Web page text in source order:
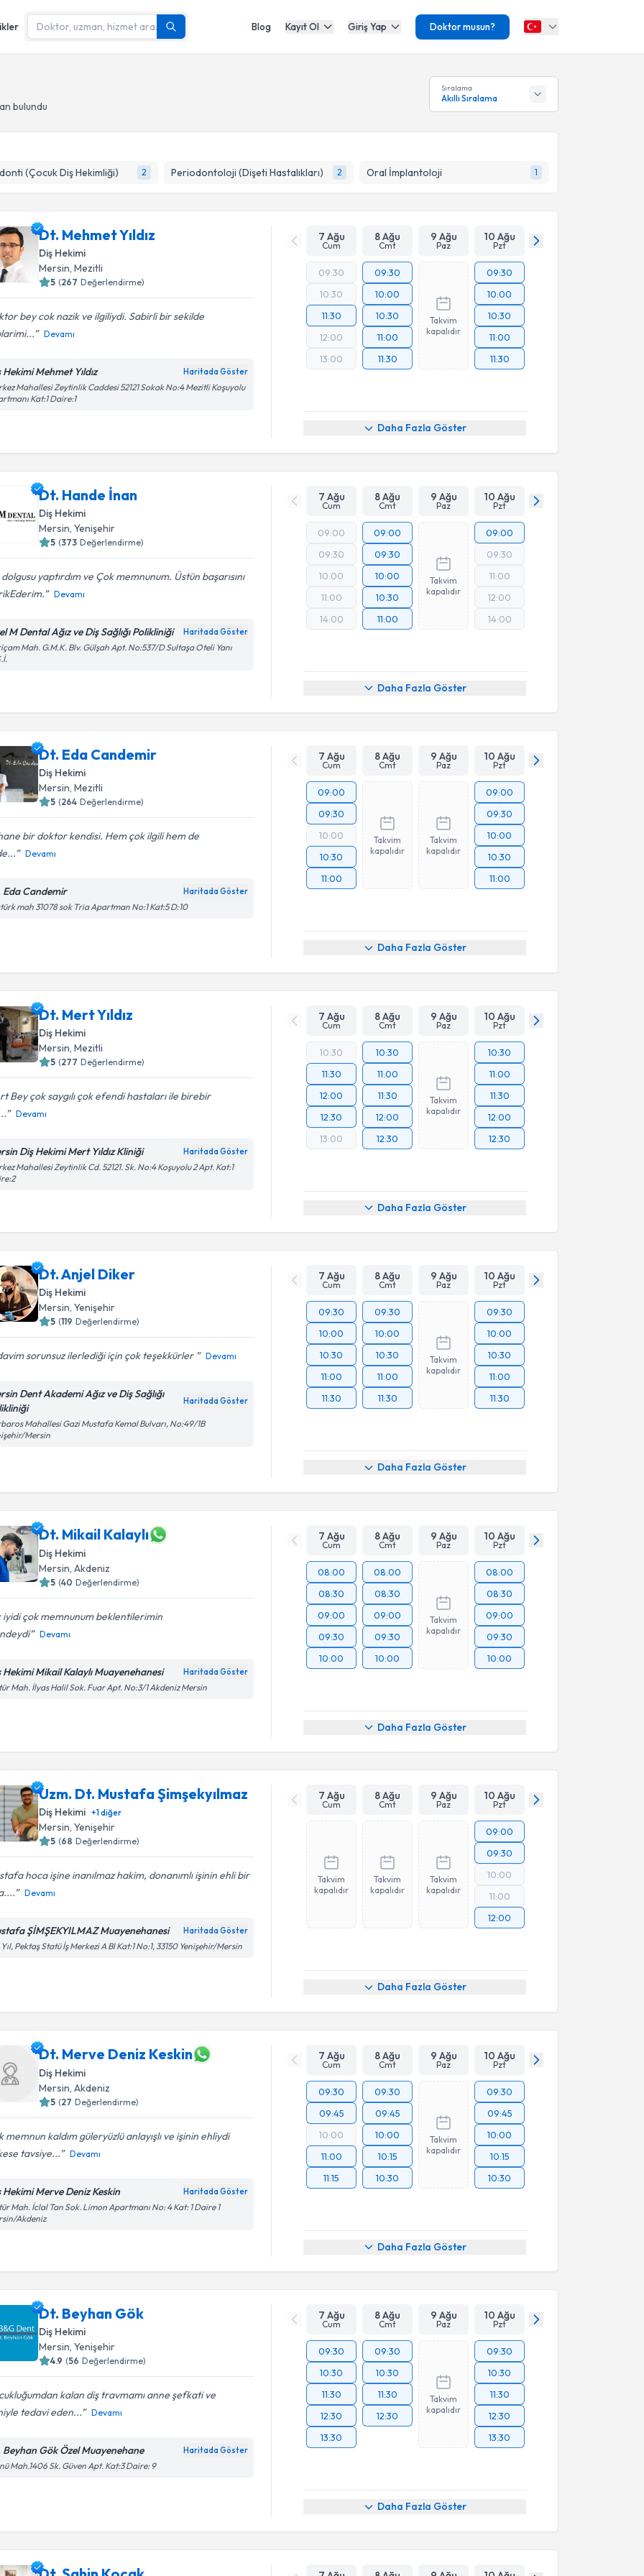
Blog Kayıt Ol Giriş Yap Doktor musun?
bulundu
Sıralama
Akıllı Sıralama
(Çocuk Diş Hekimliği) 2 Periodontoloji (Dişeti Hastalıkları) 2 Oral İmplantoloji 1
Dt. Mehmet Yıldız
Diş Hekimi
Mersin, Mezitli
5 (267 Değerlendirme)
bey cok nazik ve ilgiliydi. Sabirli bir sekilde
Devamı
Hekimi Mehmet Yıldız Haritada Göster
Mahallesi Zeytinlik Caddesi 52121 Sokak No:4 Mezitli Koşuyolu
Kat:1 Daire:1
7 Ağu
Cum
8 Ağu
Cmt
9 Ağu
Paz
10 Ağu
Pzt
09:30
10:30
11:30
12:00
13:00
09:30
10:00
10:30
11:00
11:30
Takvim
kapalıdır
09:30
10:00
10:30
11:00
11:30
Daha Fazla Göster
Dt. Hande İnan
Diş Hekimi
Mersin , Yenişehir
5 (373 Değerlendirme)
yaptırdım ve Çok memnunum. Üstün başarısını
Devamı
M Dental Ağız ve Diş Sağlığı Polikliniği Haritada Göster
Mah. G.M.K. Blv. Gülşah Apt. No:537/D Sultaşa Oteli Yanı
7 Ağu
Cum
8 Ağu
Cmt
9 Ağu
Paz
10 Ağu
Pzt
09:00
09:30
10:00
11:00
14:00
09:00
09:30
10:00
10:30
11:00
Takvim
kapalıdır
09:00
09:30
11:00
12:00
14:00
Daha Fazla Göster
Dt. Eda Candemir
Diş Hekimi
Mersin, Mezitli
5 (264 Değerlendirme)
bir doktor kendisi. Hem çok ilgili hem de
Devamı
Eda Candemir Haritada Göster
mah 31078 sok Tria Apartman No:1 Kat:5 D:10
7 Ağu
Cum
8 Ağu
Cmt
9 Ağu
Paz
10 Ağu
Pzt
09:00
09:30
10:00
10:30
11:00
Takvim
kapalıdır
Takvim
kapalıdır
09:00
09:30
10:00
10:30
11:00
Daha Fazla Göster
Dt. Mert Yıldız
Diş Hekimi
Mersin , Mezitli
5 (277 Değerlendirme)
Bey çok saygılı çok efendi hastaları ile birebir
Devamı
Diş Hekimi Mert Yıldız Kliniği Haritada Göster
Mahallesi Zeytinlik Cd. 52121. Sk. No:4 Koşuyolu 2 Apt. Kat:1
7 Ağu
Cum
8 Ağu
Cmt
9 Ağu
Paz
10 Ağu
Pzt
10:30
11:30
12:00
12:30
13:00
10:30
11:00
11:30
12:00
12:30
Takvim
kapalıdır
10:30
11:00
11:30
12:00
12:30
Daha Fazla Göster
Dt. Anjel Diker
Diş Hekimi
Mersin, Yenişehir
5 (119 Değerlendirme)
sorunsuz ilerlediği için çok teşekkürler Devamı
Dent Akademi Ağız ve Diş Sağlığı
Haritada Göster
Mahallesi Gazi Mustafa Kemal Bulvarı, No:49/1B
Mersin
7 Ağu
Cum
8 Ağu
Cmt
9 Ağu
Paz
10 Ağu
Pzt
09:30
10:00
10:30
11:00
11:30
09:30
10:00
10:30
11:00
11:30
Takvim
kapalıdır
09:30
10:00
10:30
11:00
11:30
Daha Fazla Göster
Dt. Mikail Kalaylı
Diş Hekimi
Mersin , Akdeniz
5 (40 Değerlendirme)
iyidi çok memnunum beklentilerimin
Devamı
Hekimi Mikail Kalaylı Muayenehanesi Haritada Göster
Mah. İlyas Halil Sok. Fuar Apt. No:3/1 Akdeniz Mersin
7 Ağu
Cum
8 Ağu
Cmt
9 Ağu
Paz
10 Ağu
Pzt
08:00
08:30
09:00
09:30
10:00
08:00
08:30
09:00
09:30
10:00
Takvim
kapalıdır
08:00
08:30
09:00
09:30
10:00
Daha Fazla Göster
Uzm. Dt. Mustafa Şimşekyılmaz
Diş Hekimi +1diğer
Mersin, Yenişehir
5 (68 Değerlendirme)
hoca işine inanılmaz hakim, donanımlı işinin ehli bir
Devamı
ŞİMŞEKYILMAZ Muayenehanesi Haritada Göster
Pektaş Statü İş Merkezi A Bl Kat:1 No:1, 33150 Yenişehir/Mersin
7 Ağu
Cum
8 Ağu
Cmt
9 Ağu
Paz
10 Ağu
Pzt
Takvim
kapalıdır
Takvim
kapalıdır
Takvim
kapalıdır
09:00
09:30
10:00
11:00
12:00
Daha Fazla Göster
Dt. Merve Deniz Keskin
Diş Hekimi
Mersin , Akdeniz
5 (27 Değerlendirme)
memnun kaldım güleryüzlü anlayışlı ve işinin ehliydi
tavsiye...
Devamı
Hekimi Merve Deniz Keskin Haritada Göster
Mah. İclal Tan Sok. Limon Apartmanı No: 4 Kat: 1 Daire 1
Akdeniz
7 Ağu
Cum
8 Ağu
Cmt
9 Ağu
Paz
10 Ağu
Pzt
09:30
09:45
10:00
11:00
11:15
09:30
09:45
10:00
10:15
10:30
Takvim
kapalıdır
09:30
09:45
10:00
10:15
10:30
Daha Fazla Göster
Dt. Beyhan Gök
Diş Hekimi
Mersin, Yenişehir
4.9 (56 Değerlendirme)
kalan diş travmamı anne şefkati ve
tedavi eden...
Devamı
Beyhan Gök Özel Muayenehane Haritada Göster
Mah.1406 Sk. Güven Apt. Kat:3 Daire: 9
7 Ağu
Cum
8 Ağu
Cmt
9 Ağu
Paz
10 Ağu
Pzt
09:30
10:30
11:30
12:30
13:30
09:30
10:30
11:30
12:30
Takvim
kapalıdır
09:30
10:30
11:30
12:30
13:30
Daha Fazla Göster